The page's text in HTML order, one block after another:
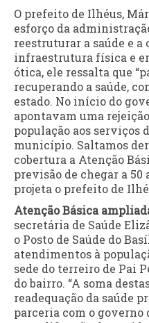
O prefeito de Ilhéus,
esforço da
reestruturar a saúde e
infraestrutura física e
ótica, ele ressalta que
recuperando a saúde,
estado. No início do
apontavam uma
população aos serviços
município. Saltamos
cobertura a Atenção
previsão de chegar a 50
projeta o prefeito de
Atenção Básica
secretária de Saúde
o Posto de Saúde do
atendimentos à
sede do terreiro de Pai
do bairro. “A soma
readequação da saúde
parceria com o governo